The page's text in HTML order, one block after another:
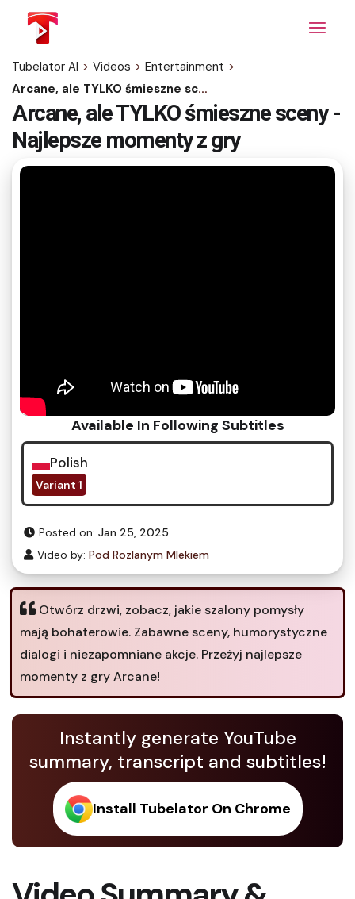
content
Tubelator AI > Videos > Entertainment >
Arcane, ale TYLKO śmieszne sceny - Najlepsze momenty z gry
Arcane, ale TYLKO śmieszne sceny -
Najlepsze momenty z gry
Available In Following Subtitles
Polish
Variant 1
Posted on: Jan 25, 2025
Video by: Pod Rozlanym Mlekiem
Otwórz drzwi, zobacz, jakie szalony pomysły
mają bohaterowie. Zabawne sceny, humorystyczne
dialogi i niezapomniane akcje. Przeżyj najlepsze
momenty z gry Arcane!
Instantly generate YouTube
summary, transcript and subtitles!
Install Tubelator On Chrome